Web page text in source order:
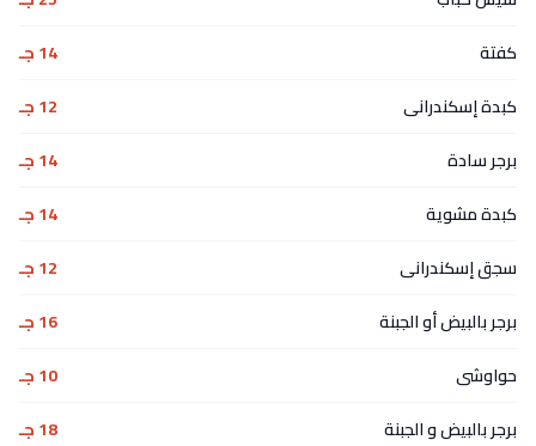
كفتة
14 جـ
كبدة إسكندرانى
12 جـ
برجر سادة
14 جـ
كبدة مشوية
14 جـ
سجق إسكندرانى
12 جـ
برجر بالبيض أو الجبنة
16 جـ
حواوشى
10 جـ
برجر بالبيض و الجبنة
18 جـ